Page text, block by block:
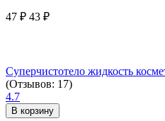
47 ₽ 43 ₽
Суперчистотело жидкость
(Отзывов: 17)
4.7
В корзину